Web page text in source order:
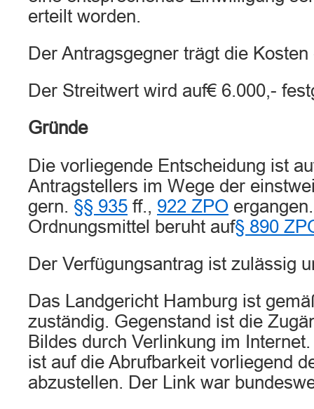
erteilt worden.
Der Antragsgegner trägt die
Der Streitwert wird auf€ 6.000,-
Gründe
Die vorliegende Entscheidung ist
Antragstellers im Wege der
gern. §§ 935 ff., 922 ZPO
Ordnungsmittel beruht auf§ 890
Der Verfügungsantrag ist zulässig
Das Landgericht Hamburg ist
zuständig. Gegenstand ist die
Bildes durch Verlinkung im
ist auf die Abrufbarkeit vorliegend
abzustellen. Der Link war